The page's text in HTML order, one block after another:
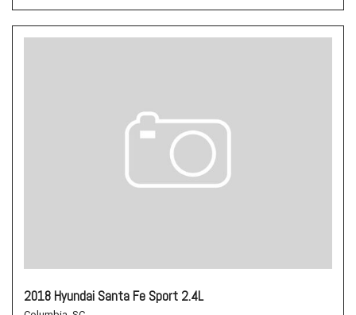
2018 Hyundai Santa Fe Sport 2.4L